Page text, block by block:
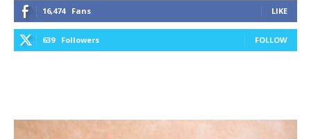
16,474 Fans LIKE
639 Followers FOLLOW